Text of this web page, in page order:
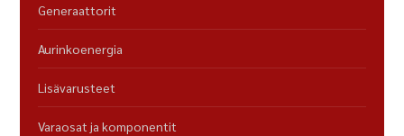
Generaattorit
Aurinkoenergia
Lisävarusteet
Varaosat ja komponentit